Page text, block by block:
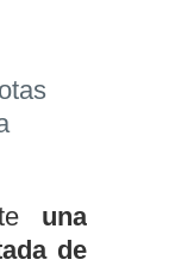
una
de